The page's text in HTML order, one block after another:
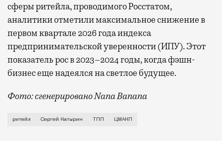
сферы ритейла, проводимого Росстатом,
аналитики отметили максимальное снижение в
первом квартале 2026 года индекса
предпринимательской уверенности (ИПУ). Этот
показатель рос в 2023–2024 годы, когда фэшн-
бизнес еще надеялся на светлое будущее.
Фото: сгенерировано Nana Banana
Многие говорили, что худа без добра не бывает —
ритейл Сергей Катырин ТПП ЦМАКП